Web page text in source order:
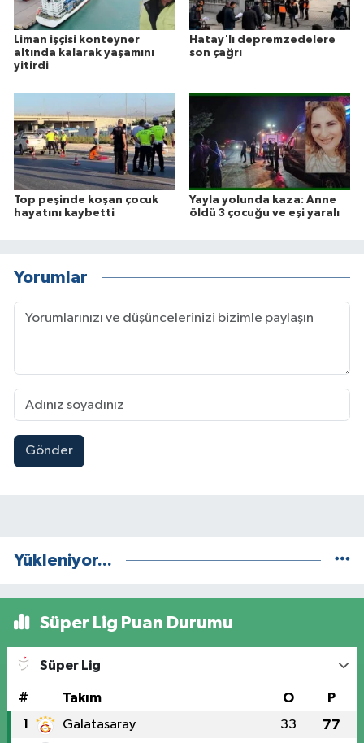
Liman işçisi konteyner
altında kalarak yaşamını
yitirdi
Hatay'lı depremzedelere
son çağrı
Top peşinde koşan çocuk
hayatını kaybetti
Yayla yolunda kaza: Anne
öldü 3 çocuğu ve eşi yaralı
Yorumlar
Gönder
Yükleniyor...
Süper Lig Puan Durumu
Süper Lig
# Takım O P
1 Galatasaray 33 77